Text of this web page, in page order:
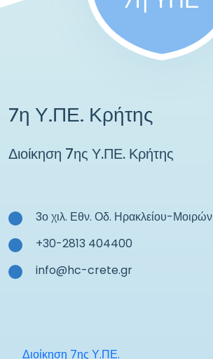
7η Υ.ΠΕ. Κρήτης
Διοίκηση 7ης Υ.ΠΕ. Κρήτης
3ο χιλ. Εθν. Οδ. Ηρακλείου-Μοιρών
+30-2813 404400
info@hc-crete.gr
Διοίκηση 7ης Υ.ΠΕ.